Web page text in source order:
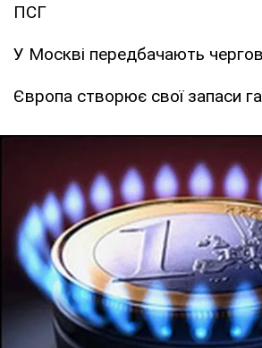
ПСГ
У Москві передбачають
Європа створює свої запаси